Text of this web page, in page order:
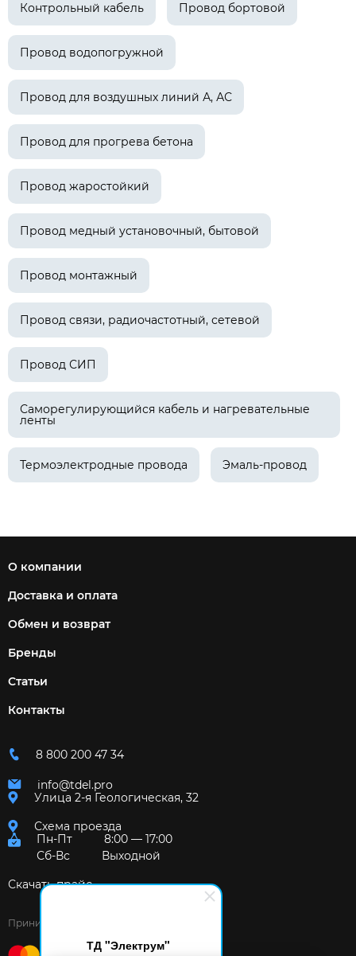
ТД "Электрум"
Контрольный кабель Провод бортовой
Провод водопогружной
Провод для воздушных линий А, АС
Провод для прогрева бетона
Провод жаростойкий
Провод медный установочный, бытовой
Провод монтажный
Провод связи, радиочастотный, сетевой
Провод СИП
Саморегулирующийся кабель и нагревательные
ленты
Термоэлектродные провода Эмаль-провод
О компании
Доставка и оплата
Обмен и возврат
Бренды
Статьи
Контакты
8 800 200 47 34
info@tdel.pro
Улица 2-я Геологическая, 32
Схема проезда
Пн-Пт
8:00 — 17:00
Сб-Вс
Выходной
Скачать прайс
Принимаем к оплате: